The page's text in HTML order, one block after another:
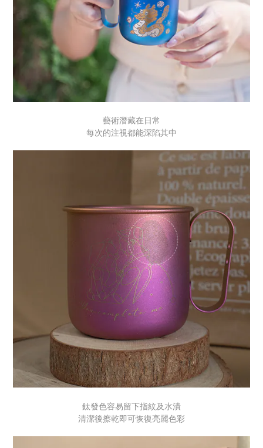
藝術潛藏在日常
每次的注視都能深陷其中
鈦發色容易留下指紋及水漬
清潔後擦乾即可恢復亮麗色彩